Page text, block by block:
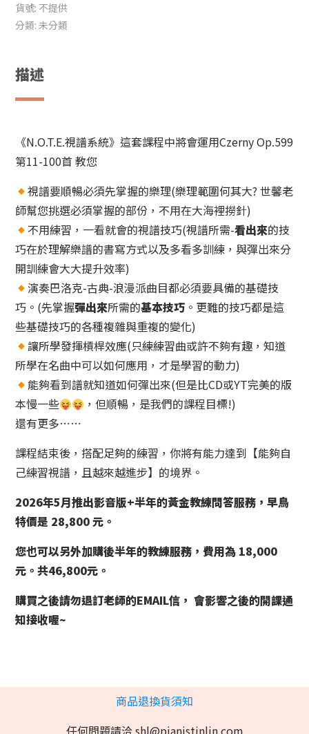
系
統
版
+半
金
教
問
答
數
量
貨號: 不提供
分類: 未分類
描述
《N.O.T.E.視譜系統》這套課程中將會運用Czerny Op.599
第11-100首 教您
視譜要順暢必須先掌握的樂理(樂理範圍何其大? 世馨老
師幫您挑選必須掌握的部份，不用在大海裡撈針)
不用練習，一看就會的視譜技巧(視譜所需-看出來的技
巧在於理解樂譜的書寫方式以及多看多訓練，與彈出來分
開訓練會大大提升效率)
演奏巴洛克-古典-浪漫派曲目都必須要具備的基礎技
巧。(先掌握彈出來所需的基本技巧 。更難的技巧都是這
些基礎技巧的各種複雜與重複的變化)
讓所學發揮槓桿效應(只練練習曲或許不夠有趣，知道
所學在名曲中可以如何應用，才是學習的動力)
能夠看到譜就知道如何彈出來(但是比CD或YT完美的版
本慢一些
，但順暢，是我們的課程目標!)
還有更多⋯⋯
課程結束後，搭配足夠的練習，你將有能力達到【能夠自
己練習視譜，且越來越進步】的境界。
2026年5月推出影音版+半年的黃金教練問答服務，早鳥
特價是 28,800 元。
您也可以另外加購後半年的教練服務，費用為 18,000
元。共46,800元。
購買之後請勿退訂老師的EMAIL信， 會影響之後的開課通
知接收喔~
商品退換貨須知